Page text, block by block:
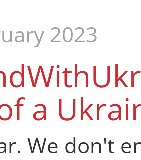
2023
a
We don't